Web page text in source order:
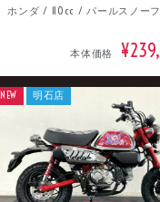
本体価格
NEW 明石店